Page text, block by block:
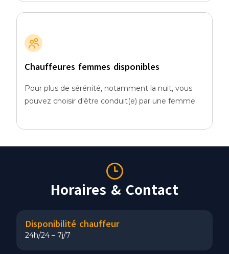
Chauffeures femmes disponibles
Pour plus de sérénité, notamment la nuit, vous
pouvez choisir d'être conduit(e) par une femme.
Horaires & Contact
Disponibilité chauffeur
24h/24 – 7j/7